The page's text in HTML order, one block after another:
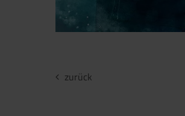
zurück